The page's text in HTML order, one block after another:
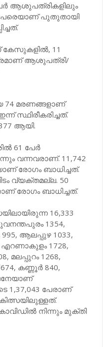
ആശുപത്രികളിലും
പേരെയാണ് പുതുതായി
കേസുകളില്‍, 11
ആശുപത്രി/
74 മരണങ്ങളാണ്
സ്ഥിരീകരിച്ചത്.
ആയി.
61 പേര്‍
വന്നവരാണ്. 11,742
രോഗം ബാധിച്ചത്.
വ്യക്തമല്ല. 50
രോഗം ബാധിച്ചത്.
16,333
1354,
ആലപ്പുഴ 1033,
എറണാകുളം 1728,
മലപ്പുറം 1268,
കണ്ണൂര്‍ 840,
പേരാണ്
നിന്നും മുക്തി